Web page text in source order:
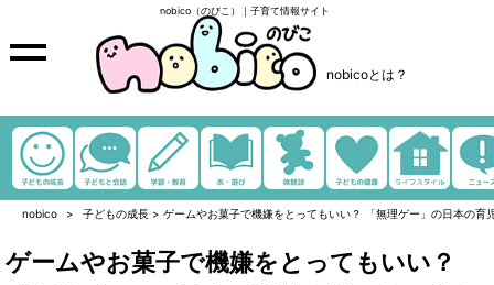
nobico（のびこ）｜子育て情報サイト
nobicoとは？
nobico 子どもの成長 > ゲームやお菓子で機嫌をとってもいい？ 「無理ゲー」の日本の育
ゲームやお菓子で機嫌をとってもいい？